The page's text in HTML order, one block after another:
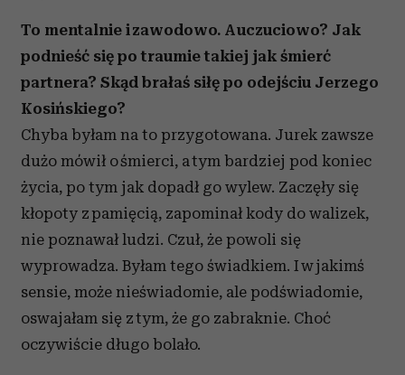
To mentalnie i zawodowo. A uczuciowo? Jak
podnieść się po traumie takiej jak śmierć
partnera? Skąd brałaś siłę po odejściu Jerzego
Kosińskiego?
Chyba byłam na to przygotowana. Jurek zawsze
dużo mówił o śmierci, a tym bardziej pod koniec
życia, po tym jak dopadł go wylew. Zaczęły się
kłopoty z pamięcią, zapominał kody do walizek,
nie poznawał ludzi. Czuł, że powoli się
wyprowadza. Byłam tego świadkiem. I w jakimś
sensie, może nieświadomie, ale podświadomie,
oswajałam się z tym, że go zabraknie. Choć
oczywiście długo bolało.